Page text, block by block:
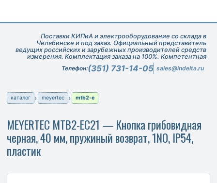
Поставки КИПиА и электрооборудование со склада в
Челябинске и под заказ. Официальный представитель
ведущих российских и зарубежных производителей средств
измерения. Комплектация заказа на 100%. Компетентная
техническая поддержка при подборе оборудования.
Телефон:(351) 731-14-05 sales@indelta.ru
каталог meyertec mtb2-e
MEYERTEC MTB2-EC21 — Кнопка грибовидная
черная, 40 мм, пружиный возврат, 1NO, IP54,
пластик